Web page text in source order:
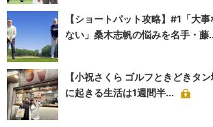
【ショートパット攻略】#1「大
ない」桑木志帆の悩みを名手・藤
【小祝さくら ゴルフときどきタ
に起きる生活は1週間半...